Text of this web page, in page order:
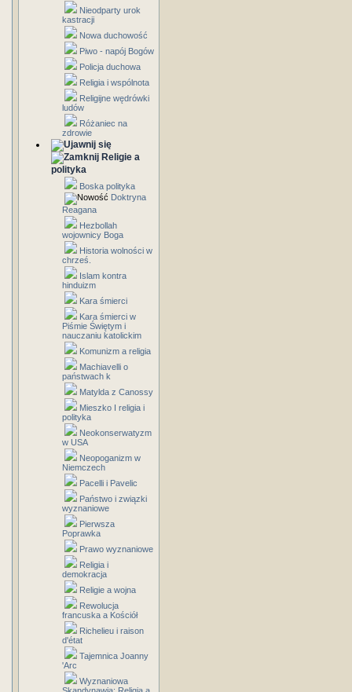
Nieodparty urok
kastracji
Nowa duchowość
Piwo - napój Bogów
Policja duchowa
Religia i wspólnota
Religijne wędrówki
ludów
Różaniec na
zdrowie
Religie a
polityka
Boska polityka
Doktryna
Reagana
Hezbollah
wojownicy Boga
Historia wolności w
chrześ.
Islam kontra
hinduizm
Kara śmierci
Kara śmierci w
Piśmie Świętym i
nauczaniu katolickim
Komunizm a religia
Machiavelli o
państwach k
Matylda z Canossy
Mieszko I religia i
polityka
Neokonserwatyzm
w USA
Neopoganizm w
Niemczech
Pacelli i Pavelic
Państwo i związki
wyznaniowe
Pierwsza
Poprawka
Prawo wyznaniowe
Religia i
demokracja
Religie a wojna
Rewolucja
francuska a Kościół
Richelieu i raison
d'état
Tajemnica Joanny
'Arc
Wyznaniowa